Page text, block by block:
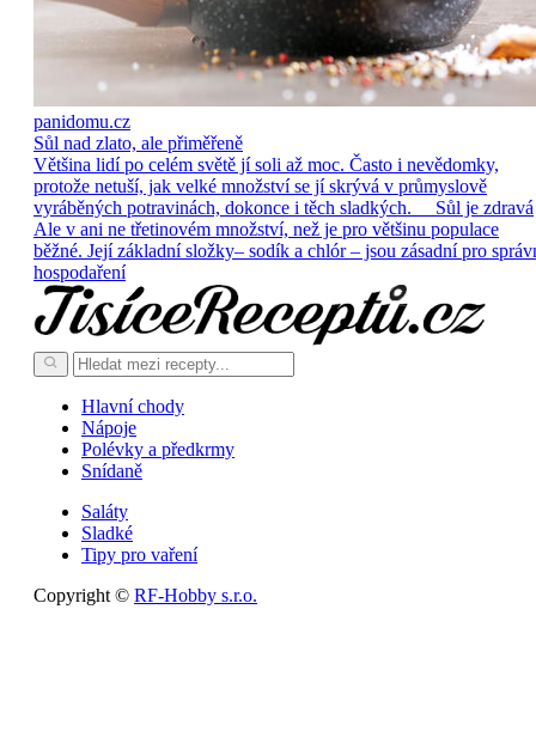
panidomu.cz
Sůl nad zlato, ale přiměřeně
Většina lidí po celém světě jí soli až moc. Často i nevědomky,
protože netuší, jak velké množství se jí skrývá v průmyslově
vyráběných potravinách, dokonce i těch sladkých. Sůl je zdravá
Ale v ani ne třetinovém množství, než je pro většinu populace
běžné. Její základní složky– sodík a chlór – jsou zásadní pro
hospodaření
Hlavní chody
Nápoje
Polévky a předkrmy
Snídaně
Saláty
Sladké
Tipy pro vaření
Copyright © RF-Hobby s.r.o.